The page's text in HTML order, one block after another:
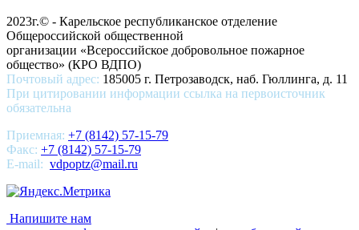
2023г.© - Карельское республиканское отделение
Общероссийской общественной
организации «Всероссийское добровольное пожарное
общество» (КРО ВДПО)
Почтовый адрес: 185005 г. Петрозаводск, наб. Гюллинга, д. 11
При цитировании информации ссылка на первоисточник
обязательна
Приемная: +7 (8142) 57-15-79
Факс: +7 (8142) 57-15-79
E-mail: vdpoptz@mail.ru
Напишите нам